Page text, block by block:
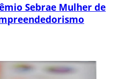
Sebrae Mulher de